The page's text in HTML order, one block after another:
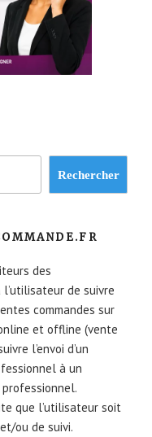
Rechercher
des
de suivre
commandes sur
et offline (vente
l’envoi d’un
à un
que l’utilisateur soit
ou de suivi.